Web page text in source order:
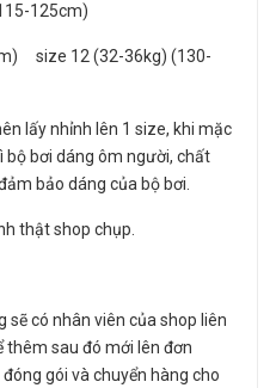
125cm)
size 12 (32-36kg) (130-
lấy nhỉnh lên 1 size, khi mặc
bộ bơi dáng ôm người, chất
bảo dáng của bộ bơi.
thật shop chụp.
sẽ có nhân viên của shop liên
thêm sau đó mới lên đơn
gói và chuyển hàng cho